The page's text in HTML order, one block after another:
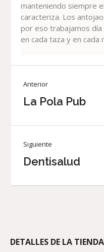
manteniendo siempre
caracteriza. Los
por eso trabajamos
en cada taza y en cada
Anterior
La Pola Pub
Siguiente
Dentisalud
DETALLES DE LA TIENDA